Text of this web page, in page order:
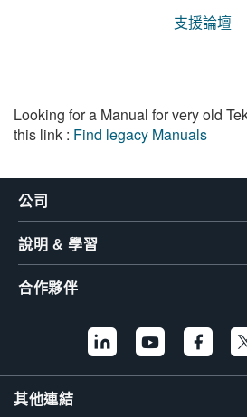
支援論壇
Looking for a Manual for very old
this link : Find legacy Manuals
公司
說明 & 學習
合作夥伴
其他連結